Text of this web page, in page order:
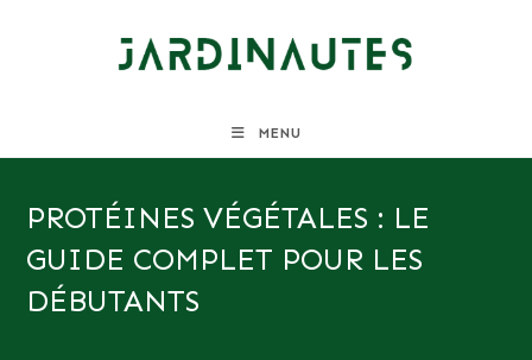
MENU
PROTÉINES VÉGÉTALES : LE
GUIDE COMPLET POUR LES
DÉBUTANTS